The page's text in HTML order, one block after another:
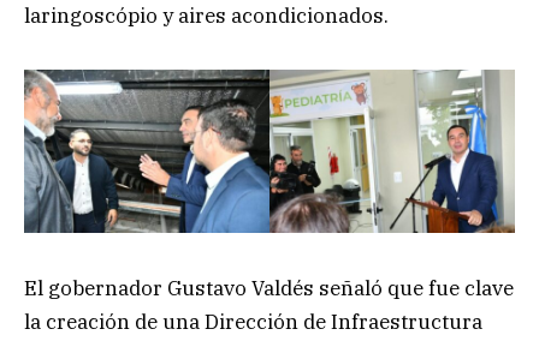
laringoscópio y aires acondicionados.
El gobernador Gustavo Valdés señaló que fue clave
la creación de una Dirección de Infraestructura